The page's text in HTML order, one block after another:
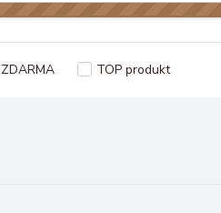
TOP produkt